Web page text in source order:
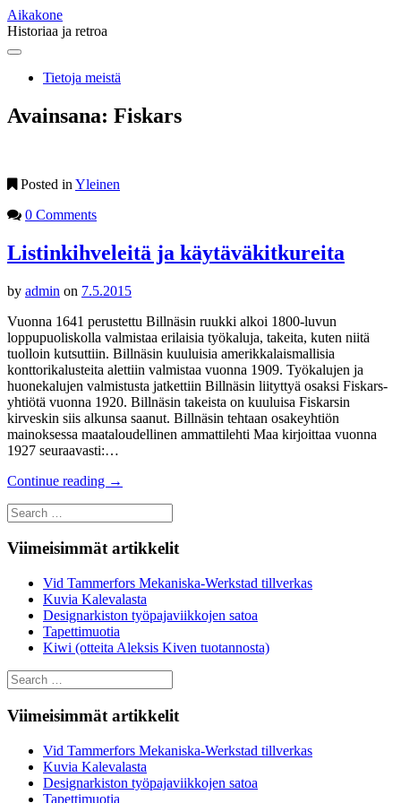
Aikakone
Historiaa ja retroa
Main
Skip
contentTietoja meistä
Avainsana: Fiskars
Posted in Yleinen
0 Comments
Listinkihveleitä ja käytäväkitkureita
by admin on 7.5.2015
Vuonna 1641 perustettu Billnäsin ruukki alkoi 1800-luvun
loppupuoliskolla valmistaa erilaisia työkaluja, takeita, kuten niitä
tuolloin kutsuttiin. Billnäsin kuuluisia amerikkalaismallisia
konttorikalusteita alettiin valmistaa vuonna 1909. Työkalujen ja
huonekalujen valmistusta jatkettiin Billnäsin liityttyä osaksi Fiskars-
yhtiötä vuonna 1920. Billnäsin takeista on kuuluisa Fiskarsin
kirveskin siis alkunsa saanut. Billnäsin tehtaan osakeyhtiön
mainoksessa maataloudellinen ammattilehti Maa kirjoittaa vuonna
1927 seuraavasti:…
Continue reading →
Search
for:
Viimeisimmät artikkelit
Vid Tammerfors Mekaniska-Werkstad tillverkas
Kuvia Kalevalasta
Designarkiston työpajaviikkojen satoa
Tapettimuotia
Kiwi (otteita Aleksis Kiven tuotannosta)
Search
for:
Viimeisimmät artikkelit
Vid Tammerfors Mekaniska-Werkstad tillverkas
Kuvia Kalevalasta
Designarkiston työpajaviikkojen satoa
Tapettimuotia